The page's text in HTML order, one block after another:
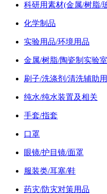
科研用素材(金属/树脂/
化学制品
实验用品/环境用品
金属/树脂/陶瓷制实验
刷子/洗涤剂/清洗辅助
纯水/纯水装置及相关
手套/指套
口罩
眼镜/护目镜/面罩
服装类/耳塞/鞋
药灾/防灾对策用品